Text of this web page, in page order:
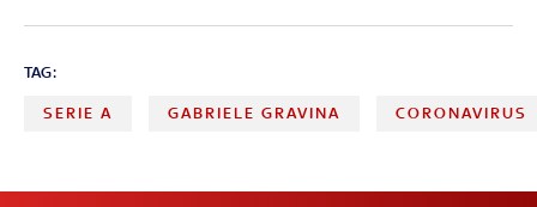
TAG:
SERIE A GABRIELE GRAVINA CORONAVIRUS